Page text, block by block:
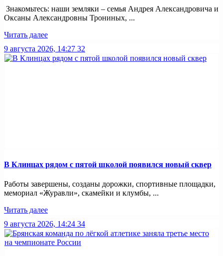
Знакомьтесь: наши земляки – семья Андрея Александровича и
Оксаны Александровны Трониных, ...
Читать далее
9 августа 2026, 14:27 32
В Клинцах рядом с пятой школой появился новый сквер
Работы завершены, созданы дорожки, спортивные площадки,
мемориал «Журавли», скамейки и клумбы, ...
Читать далее
9 августа 2026, 14:24 34